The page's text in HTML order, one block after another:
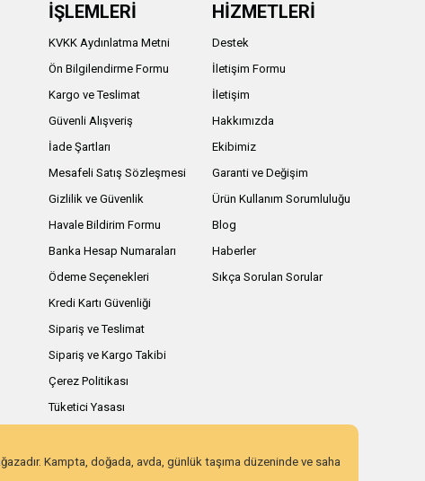
İŞLEMLERİ
KVKK Aydınlatma Metni
Ön Bilgilendirme Formu
Kargo ve Teslimat
Güvenli Alışveriş
İade Şartları
Mesafeli Satış Sözleşmesi
Gizlilik ve Güvenlik
Havale Bildirim Formu
Banka Hesap Numaraları
Ödeme Seçenekleri
Kredi Kartı Güvenliği
Sipariş ve Teslimat
Sipariş ve Kargo Takibi
Çerez Politikası
Tüketici Yasası
HİZMETLERİ
Destek
İletişim Formu
İletişim
Hakkımızda
Ekibimiz
Garanti ve Değişim
Ürün Kullanım Sorumluluğu
Blog
Haberler
Sıkça Sorulan Sorular
Kampta, doğada, avda, günlük taşıma düzeninde ve saha